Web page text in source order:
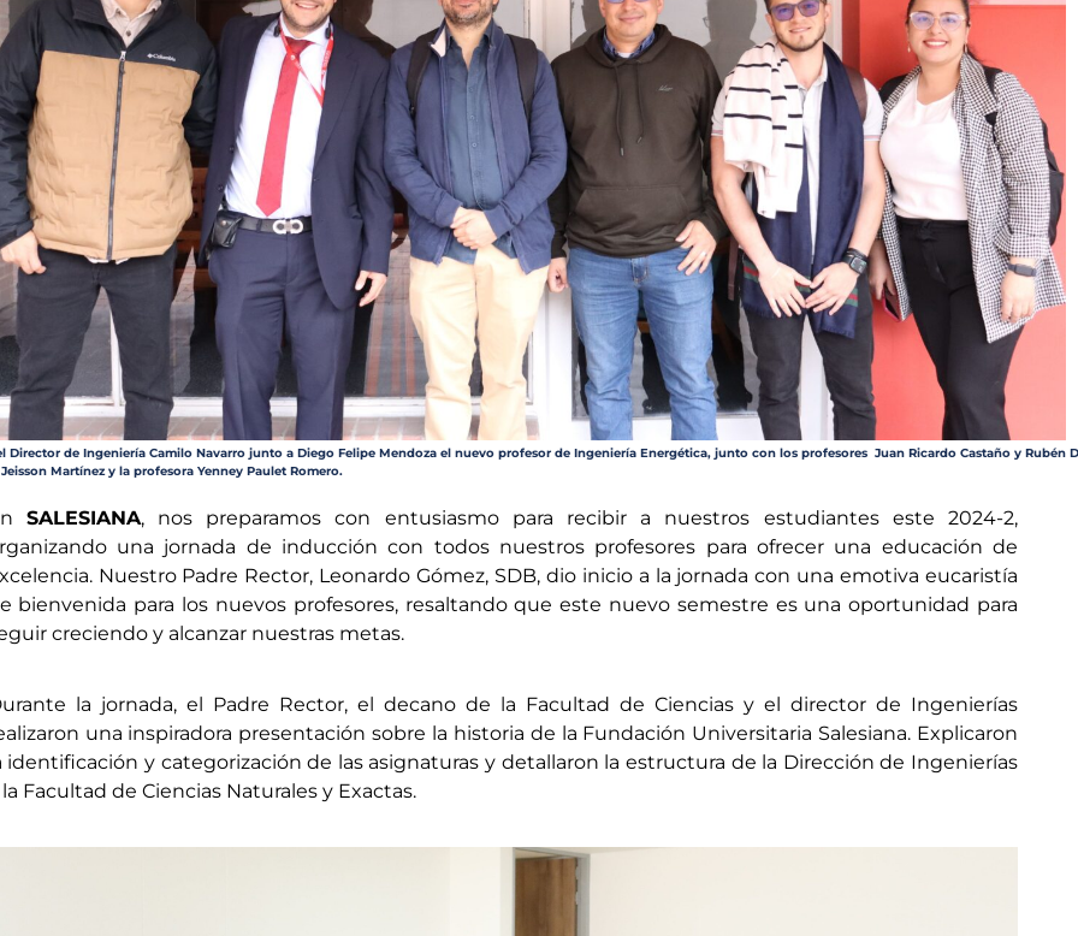
Director de Ingeniería Camilo Navarro junto a Diego Felipe Mendoza el nuevo profesor de Ingeniería Energética, junto con los profesores Juan Ricardo Castaño y Rubén
Martínez y la profesora Yenney Paulet Romero.
SALESIANA, nos preparamos con entusiasmo para recibir a nuestros estudiantes este 2024-2,
una jornada de inducción con todos nuestros profesores para ofrecer una educación de
Nuestro Padre Rector, Leonardo Gómez, SDB, dio inicio a la jornada con una emotiva eucaristía
bienvenida para los nuevos profesores, resaltando que este nuevo semestre es una oportunidad para
creciendo y alcanzar nuestras metas.
la jornada, el Padre Rector, el decano de la Facultad de Ciencias y el director de Ingenierías
una inspiradora presentación sobre la historia de la Fundación Universitaria Salesiana. Explicaron
identificación y categorización de las asignaturas y detallaron la estructura de la Dirección de Ingenierías
Facultad de Ciencias Naturales y Exactas.